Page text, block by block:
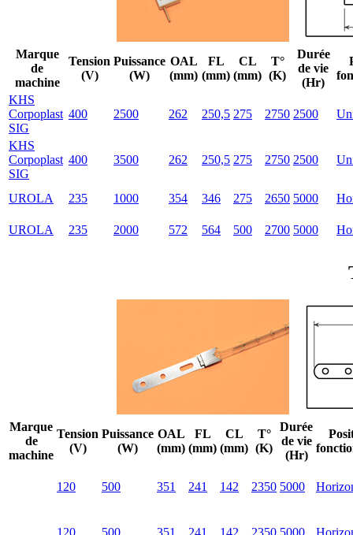
Marque
de
machine
Tension
(V)
Puissance
(W)
OAL
(mm)
FL
(mm)
CL
(mm)
T°
(K)
Durée
de vie
(Hr)
KHS
Corpoplast
SIG
400 2500 262 250,5 275 2750 2500
KHS
Corpoplast
SIG
400 3500 262 250,5 275 2750 2500
UROLA 235 1000 354 346 275 2650 5000
UROLA 235 2000 572 564 500 2700 5000
Marque
de
machine
Tension
(V)
Puissance
(W)
OAL
(mm)
FL
(mm)
CL
(mm)
T°
(K)
Durée
de vie
(Hr)
120 500 351 241 142 2350 5000